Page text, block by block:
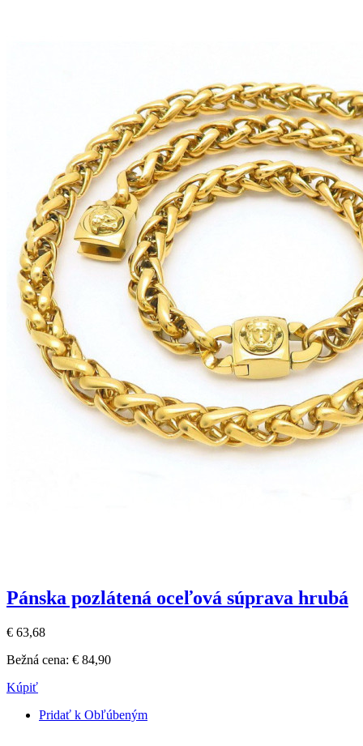
Pánska pozlátená oceľová súprava hrubá
€ 63,68
Bežná cena: € 84,90
Kúpiť
Pridať k Obľúbeným